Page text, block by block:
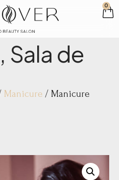
0
, Sala de
Manicure / Manicure